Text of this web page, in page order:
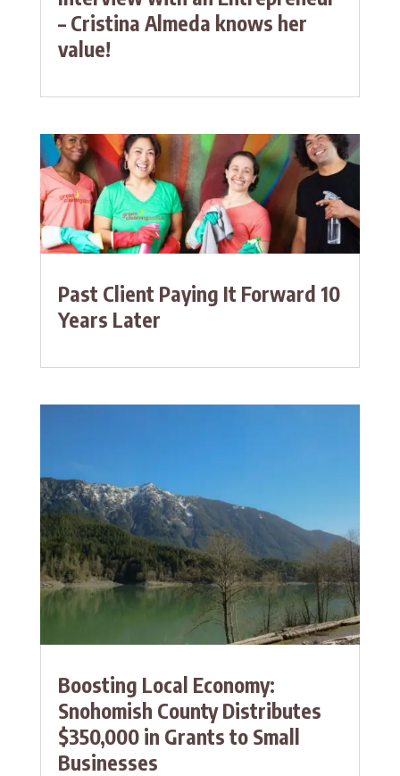
– Cristina Almeda knows her
value!
Past Client Paying It Forward 10
Years Later
Boosting Local Economy:
Snohomish County Distributes
$350,000 in Grants to Small
Businesses